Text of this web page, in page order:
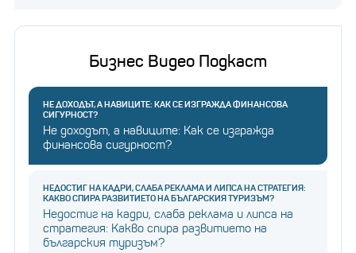
Бизнес Видео Подкаст
НЕ ДОХОДЪТ, А НАВИЦИТЕ: КАК СЕ ИЗГРАЖДА ФИНАНСОВА
СИГУРНОСТ?
Не доходът, а навиците: Как се изгражда
финансова сигурност?
НЕДОСТИГ НА КАДРИ, СЛАБА РЕКЛАМА И ЛИПСА НА СТРАТЕГИЯ:
КАКВО СПИРА РАЗВИТИЕТО НА БЪЛГАРСКИЯ ТУРИЗЪМ?
Недостиг на кадри, слаба реклама и липса на
стратегия: Какво спира развитието на
българския туризъм?